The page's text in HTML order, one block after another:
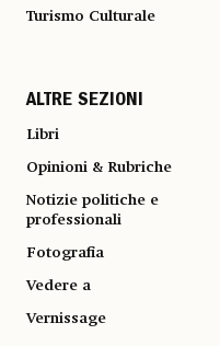
Turismo Culturale
ALTRE SEZIONI
Libri
Opinioni & Rubriche
Notizie politiche e
professionali
Fotografia
Vedere a
Vernissage